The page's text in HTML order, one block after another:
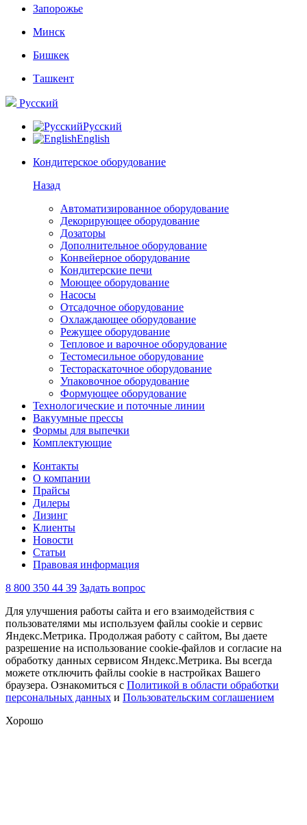
Запорожье
Минск
Бишкек
Ташкент
Русский
Русский
English
Кондитерское оборудование
Назад
Автоматизированное оборудование
Декорирующее оборудование
Дозаторы
Дополнительное оборудование
Конвейерное оборудование
Кондитерские печи
Моющее оборудование
Насосы
Отсадочное оборудование
Охлаждающее оборудование
Режущее оборудование
Тепловое и варочное оборудование
Тестомесильное оборудование
Тестораскаточное оборудование
Упаковочное оборудование
Формующее оборудование
Технологические и поточные линии
Вакуумные прессы
Формы для выпечки
Комплектующие
Контакты
О компании
Прайсы
Дилеры
Лизинг
Клиенты
Новости
Статьи
Правовая информация
8 800 350 44 39 Задать вопрос
Для улучшения работы сайта и его взаимодействия с
пользователями мы используем файлы cookie и сервис
Яндекс.Метрика. Продолжая работу с сайтом, Вы даете
разрешение на использование cookie-файлов и согласие на
обработку данных сервисом Яндекс.Метрика. Вы всегда
можете отключить файлы cookie в настройках Вашего
браузера. Ознакомиться с Политикой в области обработки
персональных данных и Пользовательским соглашением
Хорошо